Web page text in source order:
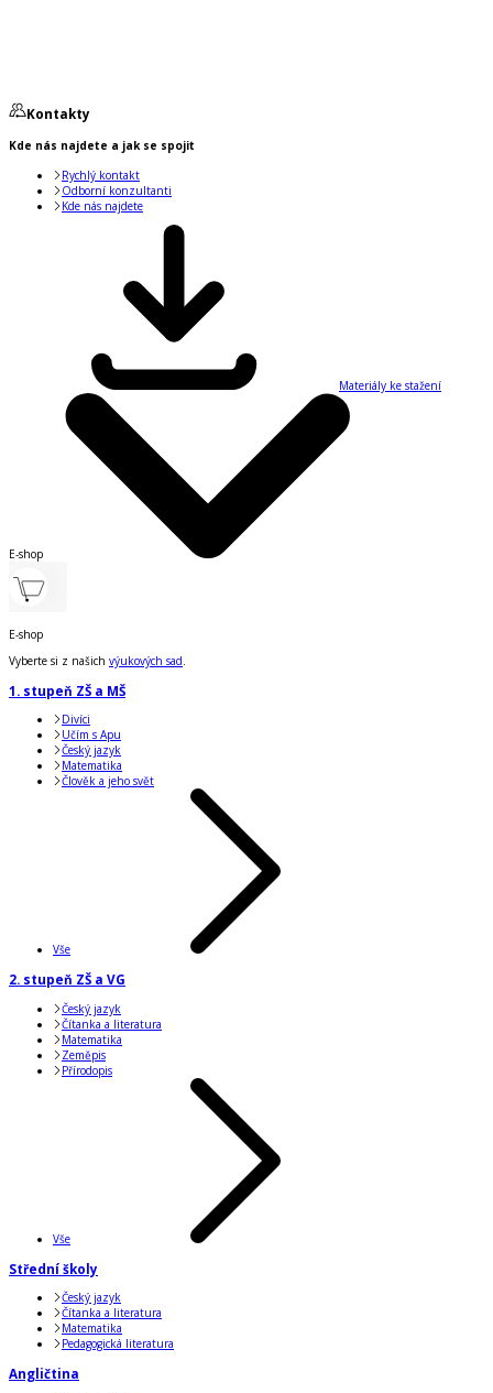
Kontakty
Kde nás najdete a jak se spojit
Rychlý kontakt
Odborní konzultanti
Kde nás najdete
Materiály ke stažení
E-shop
E-shop
Vyberte si z našich výukových sad.
1. stupeň ZŠ a MŠ
Divíci
Učím s Apu
Český jazyk
Matematika
Člověk a jeho svět
Vše
2. stupeň ZŠ a VG
Český jazyk
Čítanka a literatura
Matematika
Zeměpis
Přírodopis
Vše
Střední školy
Český jazyk
Čítanka a literatura
Matematika
Pedagogická literatura
Angličtina